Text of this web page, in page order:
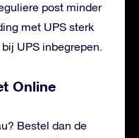
post minder
met UPS sterk
UPS inbegrepen.
Online
Bestel dan de